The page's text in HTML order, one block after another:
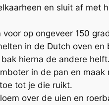
en sluit af met
op ongeveer 150
in de Dutch oven
hierna de andere
in de pan en
tot je die ruikt.
over de uien en